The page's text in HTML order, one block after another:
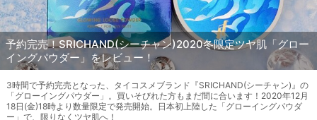
予約完売！SRICHAND(シーチャン)2020冬限定ツヤ肌「グロー
イングパウダー」をレビュー！
3時間で予約完売となった、タイコスメブランド『SRICHAND(シーチャン)』の
「グローイングパウダー」。買いそびれた方もまだ間に合います！2020年12月
18日(金)18時より数量限定で発売開始。日本初上陸した「グローイングパウダ
ー」で、限りなくツヤ肌へ！